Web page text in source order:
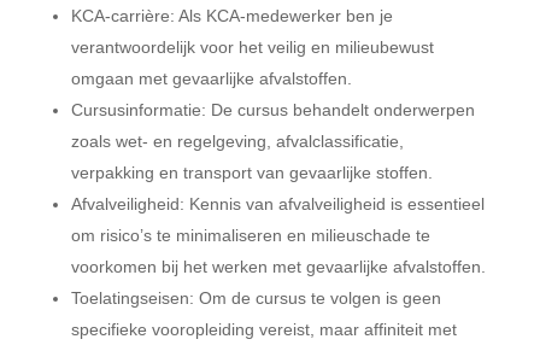
KCA-carrière: Als KCA-medewerker ben je
verantwoordelijk voor het veilig en milieubewust
omgaan met gevaarlijke afvalstoffen.
Cursusinformatie: De cursus behandelt onderwerpen
zoals wet- en regelgeving, afvalclassificatie,
verpakking en transport van gevaarlijke stoffen.
Afvalveiligheid: Kennis van afvalveiligheid is essentieel
om risico’s te minimaliseren en milieuschade te
voorkomen bij het werken met gevaarlijke afvalstoffen.
Toelatingseisen: Om de cursus te volgen is geen
specifieke vooropleiding vereist, maar affiniteit met